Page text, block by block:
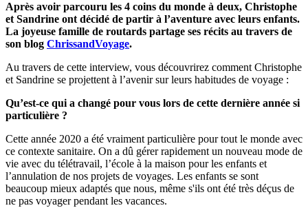
Après avoir parcouru les 4 coins du monde à deux, Christophe
et Sandrine ont décidé de partir à l’aventure avec leurs enfants.
La joyeuse famille de routards partage ses récits au travers de
son blog ChrissandVoyage.
Au travers de cette interview, vous découvrirez comment Christophe
et Sandrine se projettent à l’avenir sur leurs habitudes de voyage :
Qu’est-ce qui a changé pour vous lors de cette dernière année si
particulière ?
Cette année 2020 a été vraiment particulière pour tout le monde avec
ce contexte sanitaire. On a dû gérer rapidement un nouveau mode de
vie avec du télétravail, l’école à la maison pour les enfants et
l’annulation de nos projets de voyages. Les enfants se sont
beaucoup mieux adaptés que nous, même s'ils ont été très déçus de
ne pas voyager pendant les vacances.